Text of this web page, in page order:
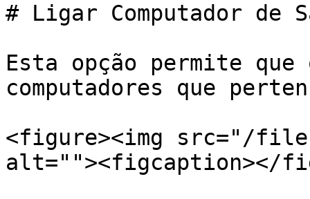
# Ligar Computador de
Esta opção permite
computadores que
<figure><img src="/
alt=""><figcaption></